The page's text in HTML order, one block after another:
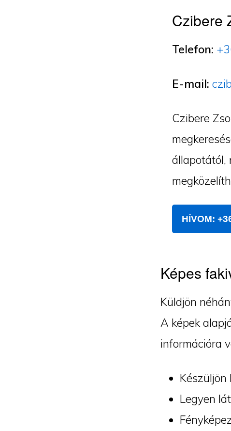
Czibere
Telefon:
E-mail:
Czibere
állapotától,
HÍVOM:
Képes
Küldjön
A képek
információra
Legyen